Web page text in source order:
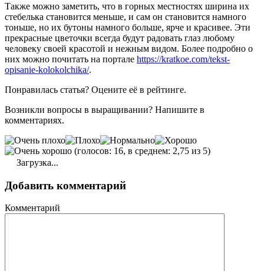
Также можно заметить, что в горных местностях ширина их
стебелька становится меньше, и сам он становится намного
тоньше, но их бутоны намного больше, ярче и красивее. Эти
прекрасные цветочки всегда будут радовать глаз любому
человеку своей красотой и нежным видом. Более подробно о
них можно почитать на портале https://kratkoe.com/tekst-
opisanie-kolokolchika/.
Понравилась статья? Оцените её в рейтинге.
Возникли вопросы в выращивании? Напишите в
комментариях.
(голосов: 16, в среднем: 2,75 из 5)
Загрузка...
Добавить комментарий
Комментарий